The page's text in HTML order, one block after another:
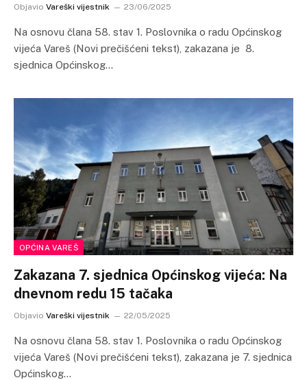
Objavio Vareški vijestnik 23/06/2025
Na osnovu člana 58. stav 1. Poslovnika o radu Općinskog
vijeća Vareš (Novi prečišćeni tekst), zakazana je 8.
sjednica Općinskog…
OPĆINA VAREŠ
Zakazana 7. sjednica Općinskog vijeća: Na
dnevnom redu 15 tačaka
Objavio Vareški vijestnik 22/05/2025
Na osnovu člana 58. stav 1. Poslovnika o radu Općinskog
vijeća Vareš (Novi prečišćeni tekst), zakazana je 7. sjednica
Općinskog…